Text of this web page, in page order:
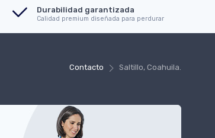
Durabilidad garantizada
Calidad premium diseñada para perdurar
Contacto Saltillo, Coahuila.